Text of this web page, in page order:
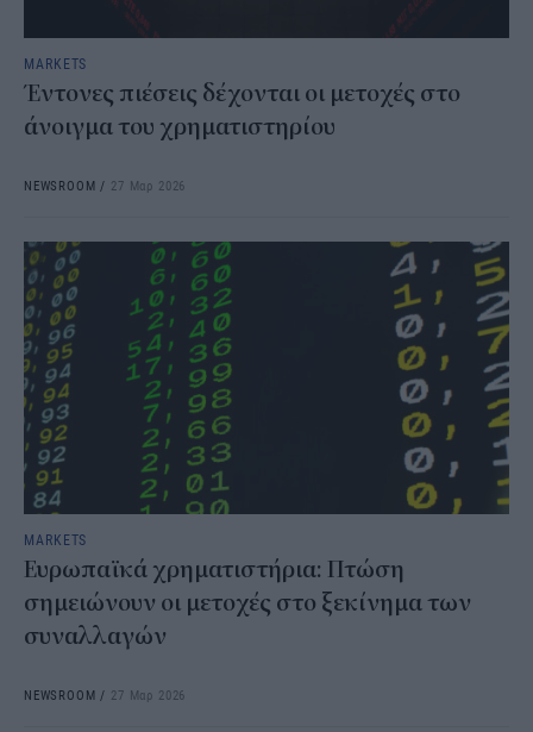
MARKETS
Έντονες πιέσεις δέχονται οι μετοχές στο
άνοιγμα του χρηματιστηρίου
NEWSROOM / 27 Μαρ 2026
MARKETS
Ευρωπαϊκά χρηματιστήρια: Πτώση
σημειώνουν οι μετοχές στο ξεκίνημα των
συναλλαγών
NEWSROOM / 27 Μαρ 2026